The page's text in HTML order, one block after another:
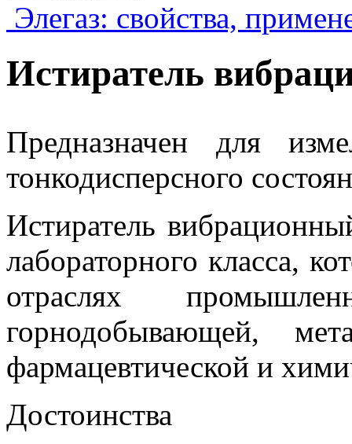
Элегаз: свойства,
Истиратель
Предназначен для
тонкодисперсного
Истиратель
лабораторного класса,
отраслях
горнодобывающей,
фармацевтической и
Достоинства